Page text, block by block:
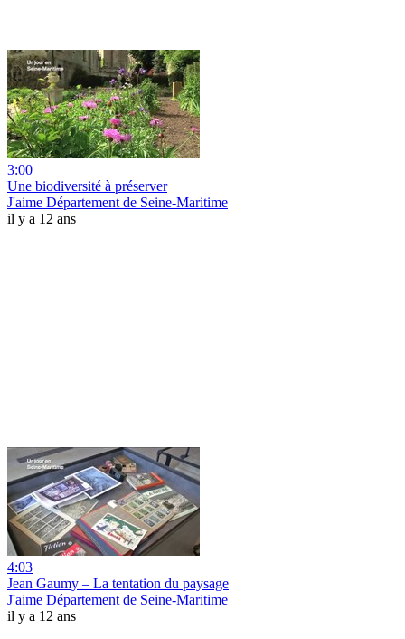
3:00
Une biodiversité à préserver
J'aime Département de Seine-Maritime
il y a 12 ans
4:03
Jean Gaumy – La tentation du paysage
J'aime Département de Seine-Maritime
il y a 12 ans